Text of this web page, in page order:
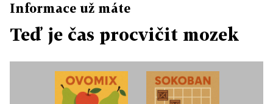
Informace už máte
Teď je čas procvičit mozek